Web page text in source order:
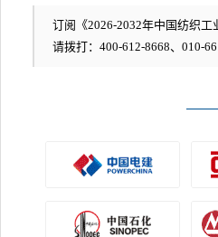
订阅《2026-2032年中国纺织
请拨打：400-612-8668、010-